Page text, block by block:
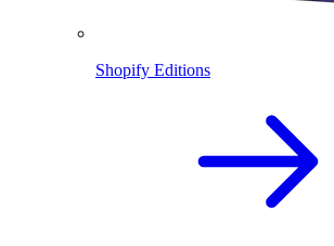
Shopify Editions